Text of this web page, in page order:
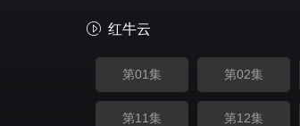
红牛云
第01集 第02集
第11集 第12集